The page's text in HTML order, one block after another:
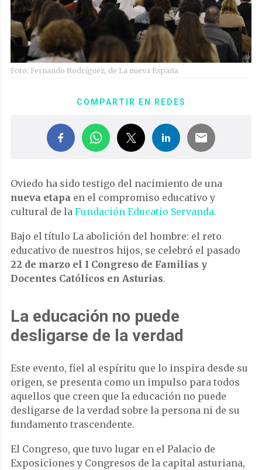
Foto: Fernando Rodríguez, de La nueva España
COMPARTIR EN REDES
Oviedo ha sido testigo del nacimiento de una
nueva etapa en el compromiso educativo y
cultural de la Fundación Educatio Servanda.
Bajo el título La abolición del hombre: el reto
educativo de nuestros hijos, se celebró el pasado
22 de marzo el I Congreso de Familias y
Docentes Católicos en Asturias.
La educación no puede
desligarse de la verdad
Este evento, fiel al espíritu que lo inspira desde su
origen, se presenta como un impulso para todos
aquellos que creen que la educación no puede
desligarse de la verdad sobre la persona ni de su
fundamento trascendente.
El Congreso, que tuvo lugar en el Palacio de
Exposiciones y Congresos de la capital asturiana,